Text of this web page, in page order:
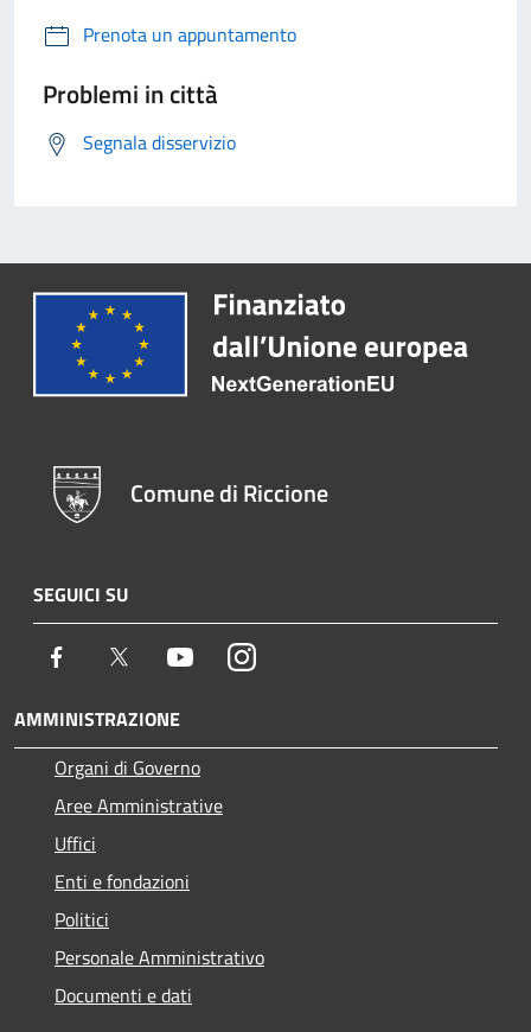
Prenota un appuntamento
Problemi in città
Segnala disservizio
Comune di Riccione
SEGUICI SU
Facebook Twitter YoutubeInstagram
AMMINISTRAZIONE
Organi di Governo
Aree Amministrative
Uffici
Enti e fondazioni
Politici
Personale Amministrativo
Documenti e dati